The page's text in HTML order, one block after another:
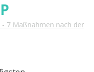
- 7 Maßnahmen nach der